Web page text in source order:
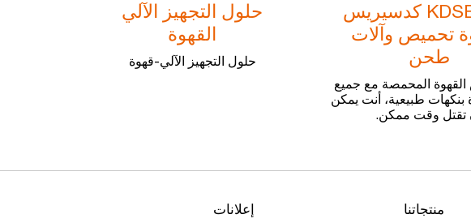
KDSERIES كدسيريس
تحميص وآلات
طحن
المحمصة مع جميع
بنكهات طبيعية، أنت يمكن
تقتل وقت ممكن.
حلول التجهيز الآلي
القهوة
حلول التجهيز الآلي-قهوة
إعلانات منتجاتنا